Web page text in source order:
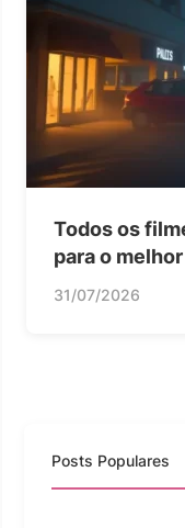
Todos os
para o melhor
31/07/2026
Posts Populares